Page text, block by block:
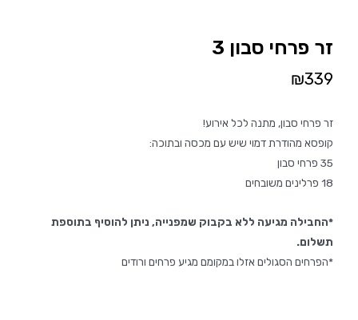
זר פרחי סבון 3
₪339
זר פרחי סבון, מתנה לכל אירוע!
קופסא מהודרת דמוי שיש עם מכסה ובתוכה:
35 פרחי סבון
18 פרלינים משובחים
*החבילה מגיעה ללא בקבוק שמפנייה, ניתן להוסיף בתוספת
תשלום.
*הפרחים הסגולים אזלו במקומם מגיע פרחים ורודים